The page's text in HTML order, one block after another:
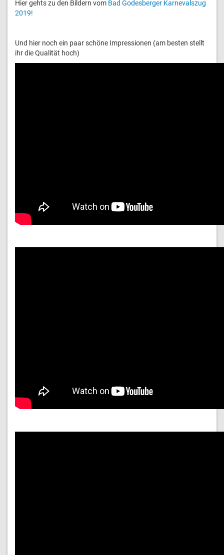
Hier gehts zu den Bildern vom Bad Godesberger Karneva lszug
2019!
Und hier noch ein paar schöne Impressionen (am besten stellt
ihr die Qualität hoch)